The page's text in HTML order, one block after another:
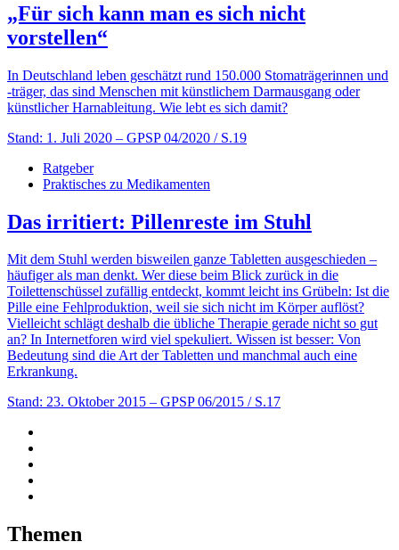
„Für sich kann man es sich nicht
vorstellen“
In Deutschland leben geschätzt rund 150.000 Stomaträgerinnen und
-träger, das sind Menschen mit künstlichem Darmausgang oder
künstlicher Harn­ableitung. Wie lebt es sich damit?
Stand: 1. Juli 2020 – GPSP 04/2020 / S.19
Ratgeber
Praktisches zu Medikamenten
Das irritiert: Pillenreste im Stuhl
Mit dem Stuhl werden bisweilen ganze Tabletten ausgeschieden –
häufiger als man denkt. Wer diese beim Blick zurück in die
Toilettenschüssel zufällig entdeckt, kommt leicht ins Grübeln: Ist die
Pille eine Fehlproduktion, weil sie sich nicht im Körper auflöst?
Vielleicht schlägt deshalb die übliche Therapie gerade nicht so gut
an? In Internetforen wird viel ­spekuliert. Wissen ist besser: Von
Bedeutung sind die Art der Tabletten und manchmal auch eine
Erkrankung.
Stand: 23. Oktober 2015 – GPSP 06/2015 / S.17
Themen